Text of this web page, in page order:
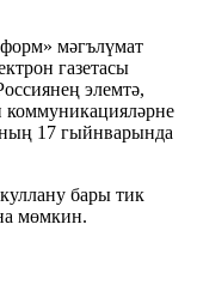
мәгълүмат
газетасы
элемтә,
коммуникацияләрне
17 гыйнварында
бары тик
мөмкин.